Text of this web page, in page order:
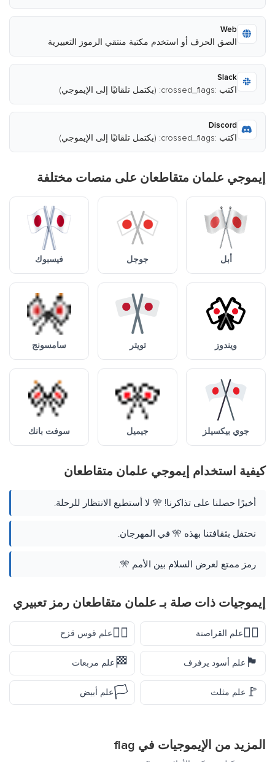
Web
الصق الحرف أو استخدم مكتبة منتقي الرموز التعبيرية
Slack
اكتب :crossed_flags: (يكتمل تلقائيًا إلى الإيموجي)
Discord
اكتب :crossed_flags: (يكتمل تلقائيًا إلى الإيموجي)
إيموجي علمان متقاطعان على منصات مختلفة
أبل جوجل فيسبوك
ويندوز تويتر سامسونج
جوي بيكسيلز جيميل سوفت بانك
كيفية استخدام إيموجي علمان متقاطعان
أخيرًا حصلنا على تذاكرنا! 🎌 لا أستطيع الانتظار للرحلة.
نحتفل بثقافتنا بهذه 🎌 في المهرجان.
رمز ممتع لعرض السلام بين الأمم 🎌.
إيموجيات ذات صلة بـ علمان متقاطعان رمز تعبيري
🏴‍☠️علم القراصنة 🏳️‍🌈علم قوس قزح
🏴 علم أسود يرفرف 🏁 علم مربعات
🚩 علم مثلث 🏳️علم أبيض
المزيد من الإيموجيات في flag